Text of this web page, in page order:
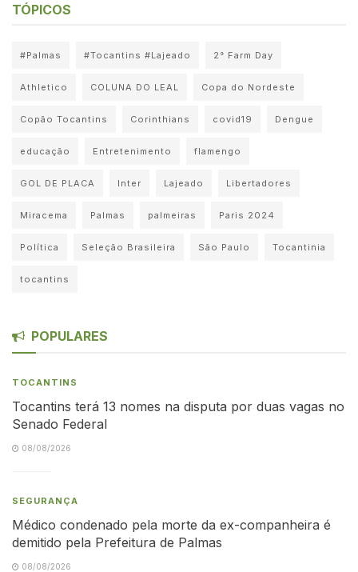
TÓPICOS
#Palmas #Tocantins #Lajeado 2° Farm Day
Athletico COLUNA DO LEAL Copa do Nordeste
Copão Tocantins Corinthians covid19 Dengue
educação Entretenimento flamengo
GOL DE PLACA Inter Lajeado Libertadores
Miracema Palmas palmeiras Paris 2024
Política Seleção Brasileira São Paulo Tocantinia
tocantins
POPULARES
TOCANTINS
Tocantins terá 13 nomes na disputa por duas vagas no
Senado Federal
08/08/2026
SEGURANÇA
Médico condenado pela morte da ex-companheira é
demitido pela Prefeitura de Palmas
08/08/2026